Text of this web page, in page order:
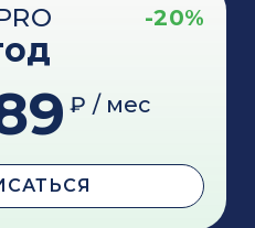
-20%
₽ / мес